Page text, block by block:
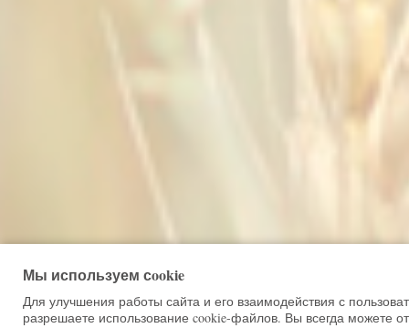
Мы используем сookie
Для улучшения работы сайта и его взаимодействия с
разрешаете использование cookie-файлов. Вы всегда можете